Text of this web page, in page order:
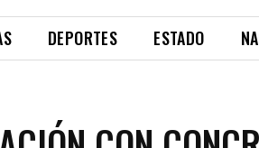
DEPORTES ESTADO